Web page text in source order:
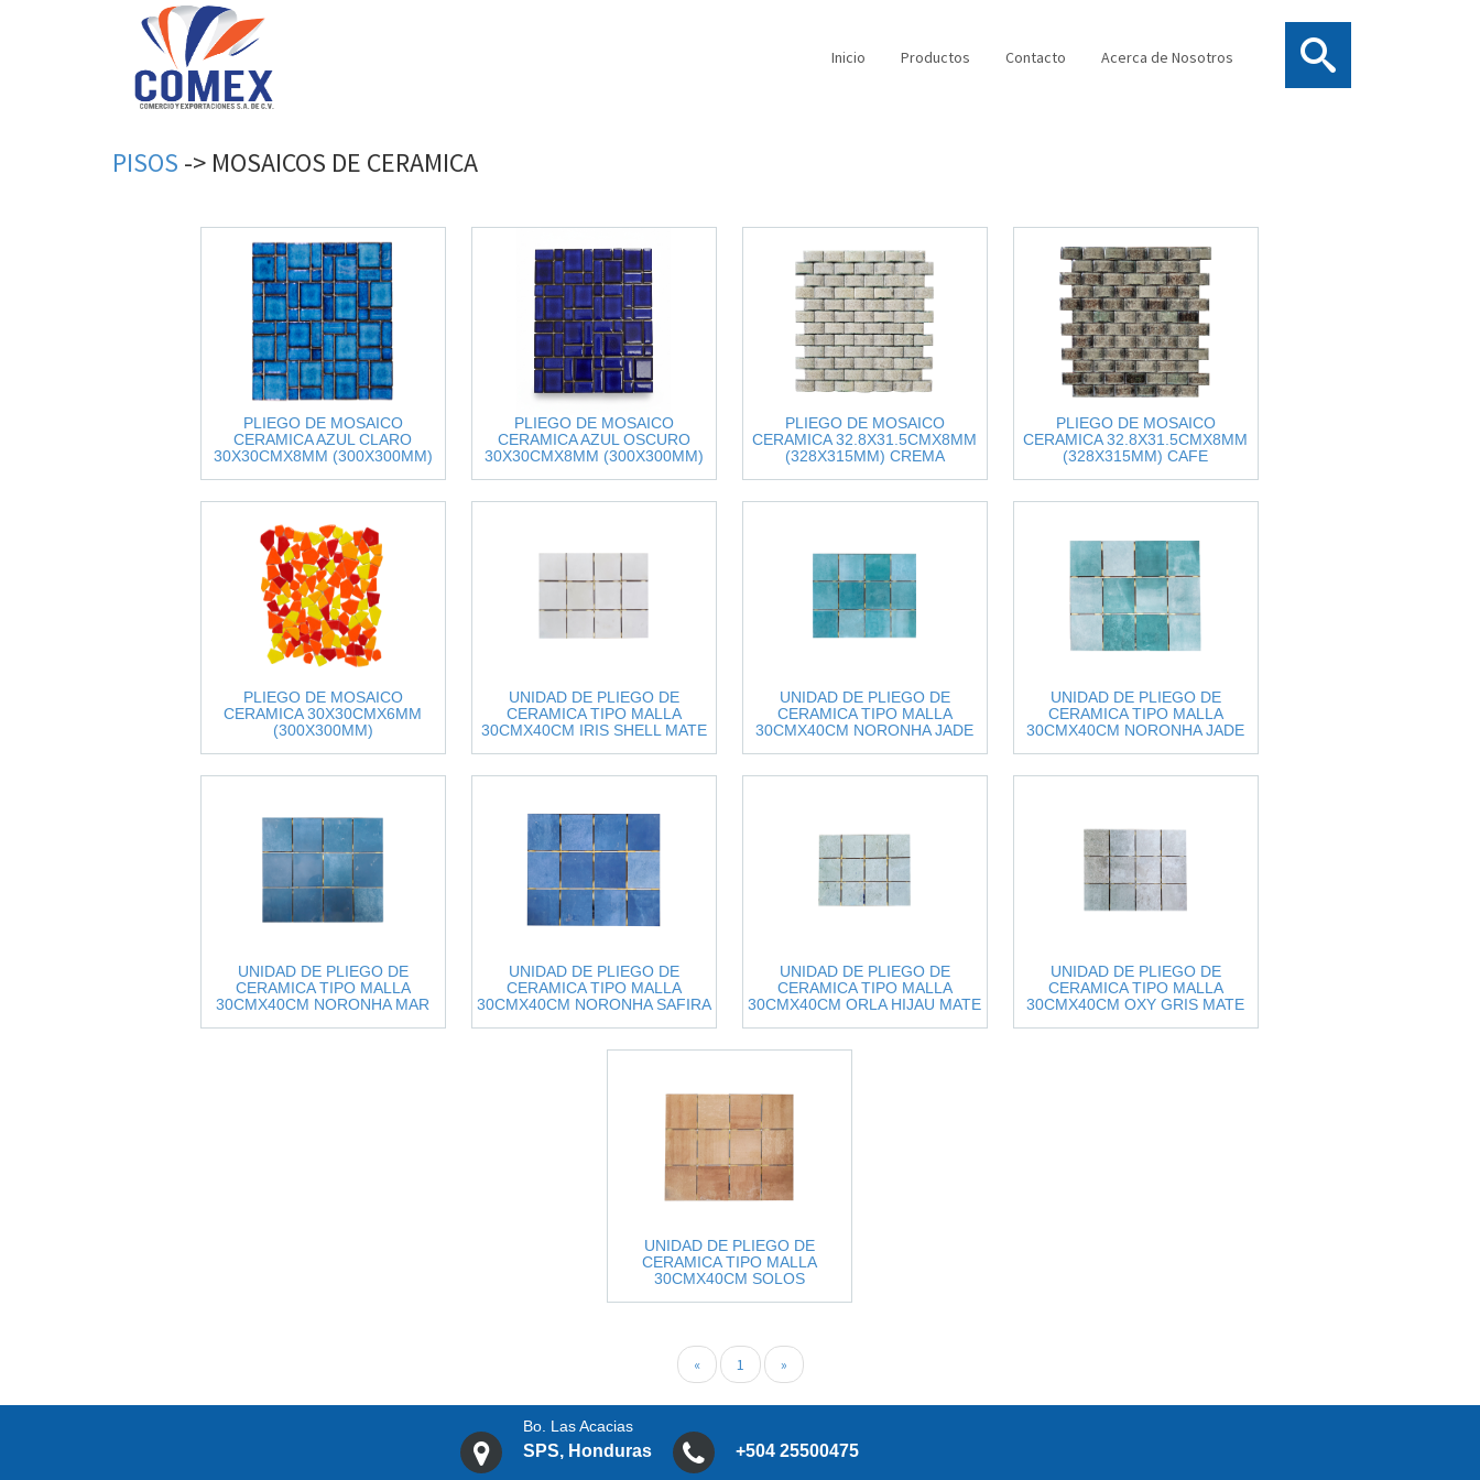
Inicio Productos Contacto Acerca de Nosotros
PISOS -> MOSAICOS DE CERAMICA
PLIEGO DE MOSAICO
CERAMICA AZUL CLARO
30X30CMX8MM (300X300MM)
PLIEGO DE MOSAICO
CERAMICA AZUL OSCURO
30X30CMX8MM (300X300MM)
PLIEGO DE MOSAICO
CERAMICA 32.8X31.5CMX8MM
(328X315MM) CREMA
PLIEGO DE MOSAICO
CERAMICA 32.8X31.5CMX8MM
(328X315MM) CAFE
PLIEGO DE MOSAICO
CERAMICA 30X30CMX6MM
(300X300MM)
UNIDAD DE PLIEGO DE
CERAMICA TIPO MALLA
30CMX40CM IRIS SHELL MATE
UNIDAD DE PLIEGO DE
CERAMICA TIPO MALLA
30CMX40CM NORONHA JADE
UNIDAD DE PLIEGO DE
CERAMICA TIPO MALLA
30CMX40CM NORONHA JADE
UNIDAD DE PLIEGO DE
CERAMICA TIPO MALLA
30CMX40CM NORONHA MAR
UNIDAD DE PLIEGO DE
CERAMICA TIPO MALLA
30CMX40CM NORONHA SAFIRA
UNIDAD DE PLIEGO DE
CERAMICA TIPO MALLA
30CMX40CM ORLA HIJAU MATE
UNIDAD DE PLIEGO DE
CERAMICA TIPO MALLA
30CMX40CM OXY GRIS MATE
UNIDAD DE PLIEGO DE
CERAMICA TIPO MALLA
30CMX40CM SOLOS
« 1 »
Bo. Las Acacias
SPS, Honduras +504 25500475